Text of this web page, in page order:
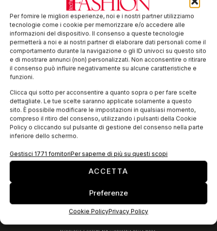
Per fornire le migliori esperienze, noi e i nostri partner utilizziamo
tecnologie come i cookie per memorizzare e/o accedere alle
informazioni del dispositivo. Il consenso a queste tecnologie
permetterà a noi e ai nostri partner di elaborare dati personali come il
comportamento durante la navigazione o gli ID univoci su questo sito
e di mostrare annunci (non) personalizzati. Non acconsentire o ritirare
il consenso può influire negativamente su alcune caratteristiche e
funzioni.
Clicca qui sotto per acconsentire a quanto sopra o per fare scelte
dettagliate. Le tue scelte saranno applicate solamente a questo
sito. È possibile modificare le impostazioni in qualsiasi momento,
compreso il ritiro del consenso, utilizzando i pulsanti della Cookie
Policy o cliccando sul pulsante di gestione del consenso nella parte
inferiore dello schermo.
Gestisci 1771 fornitoriPer saperne di più su questi scopi
ACCETTA
Preferenze
Cookie PolicyPrivacy Policy
Cinque anni, tanti progetti e iniziative, un lungo percorso per
cercare di andare incontro alle necessità di un sistema
imprenditoriale in continua evoluzione. Cinque anni raccontati
in dodici minuti, con
EDICOLA WEB
ISCRIVITI ALLA NEWSLETTER